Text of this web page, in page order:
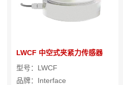
LWCF 中空式夹紧力传感器
型号：LWCF
品牌：Interface